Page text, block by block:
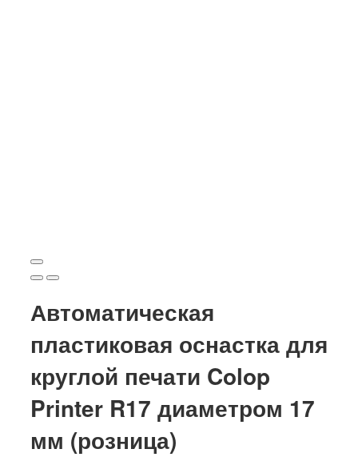
Автоматическая
пластиковая оснастка для
круглой печати Colop
Printer R17 диаметром 17
мм (розница)